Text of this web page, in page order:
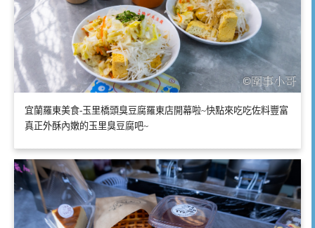
宜蘭羅東美食-玉里橋頭臭豆腐羅東店開幕啦~快點來吃吃佐料豐富
真正外酥內嫩的玉里臭豆腐吧~